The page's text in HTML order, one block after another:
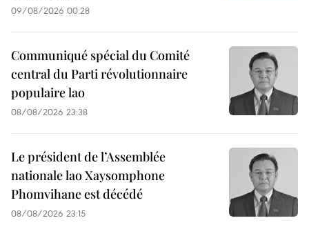
09/08/2026 00:28
Communiqué spécial du Comité
central du Parti révolutionnaire
populaire lao
08/08/2026 23:38
Le président de l’Assemblée
nationale lao Xaysomphone
Phomvihane est décédé
08/08/2026 23:15